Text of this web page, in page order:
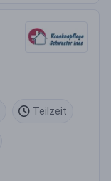
Teilzeit